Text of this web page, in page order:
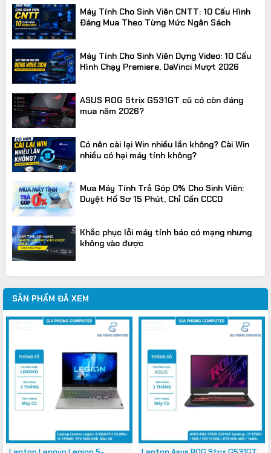
Máy Tính Cho Sinh Viên CNTT: 10 Cấu Hình
Đáng Mua Theo Từng Mức Ngân Sách
Máy Tính Cho Sinh Viên Dựng Video: 10 Cấu
Hình Chạy Premiere, DaVinci Mượt 2026
ASUS ROG Strix G531GT cũ có còn đáng
mua năm 2026?
Có nên cài lại Win nhiều lần không? Cài Win
nhiều có hại máy tính không?
Mua Máy Tính Trả Góp 0% Cho Sinh Viên:
Duyệt Hồ Sơ 15 Phút, Chỉ Cần CCCD
Khắc phục lỗi máy tính báo có mạng nhưng
không vào được
SẢN PHẨM ĐÃ XEM